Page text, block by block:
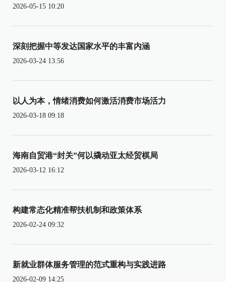
2026-05-15 10:20
深刻把握中等发达国家水平的丰富内涵
2026-03-24 13:56
以人为本，情绪消费如何激活消费市场活力
2026-03-18 09:18
海南自贸港“封关”何以撬动亚太经贸棋局
2026-03-12 16:12
构建常态化精准帮扶机制和政策体系
2026-02-24 09:32
新就业群体服务管理的范式重构与实践进路
2026-02-09 14:25